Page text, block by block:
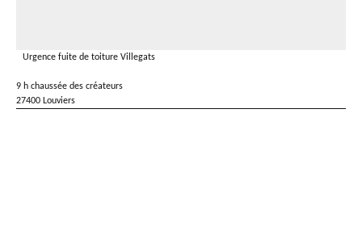
Urgence fuite de toiture Villegats
9 h chaussée des créateurs
27400 Louviers